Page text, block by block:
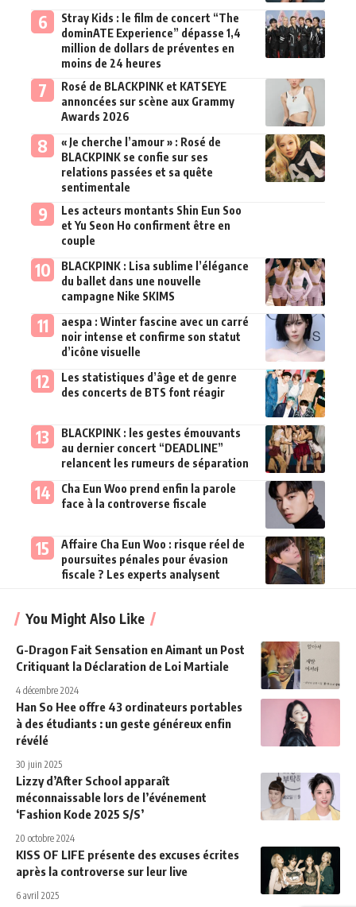
Stray Kids : le film de concert “The
dominATE Experience” dépasse 1,4
million de dollars de préventes en
moins de 24 heures
Rosé de BLACKPINK et KATSEYE
annoncées sur scène aux Grammy
Awards 2026
« Je cherche l’amour » : Rosé de
BLACKPINK se confie sur ses
relations passées et sa quête
sentimentale
Les acteurs montants Shin Eun Soo
et Yu Seon Ho confirment être en
couple
BLACKPINK : Lisa sublime l’élégance
du ballet dans une nouvelle
campagne Nike SKIMS
aespa : Winter fascine avec un carré
noir intense et confirme son statut
d’icône visuelle
Les statistiques d’âge et de genre
des concerts de BTS font réagir
BLACKPINK : les gestes émouvants
au dernier concert “DEADLINE”
relancent les rumeurs de séparation
Cha Eun Woo prend enfin la parole
face à la controverse fiscale
Affaire Cha Eun Woo : risque réel de
poursuites pénales pour évasion
fiscale ? Les experts analysent
You Might Also Like
G-Dragon Fait Sensation en Aimant un Post
Critiquant la Déclaration de Loi Martiale
4 décembre 2024
Han So Hee offre 43 ordinateurs portables
à des étudiants : un geste généreux enfin
révélé
30 juin 2025
Lizzy d’After School apparaît
méconnaissable lors de l’événement
‘Fashion Kode 2025 S/S’
20 octobre 2024
KISS OF LIFE présente des excuses écrites
après la controverse sur leur live
6 avril 2025